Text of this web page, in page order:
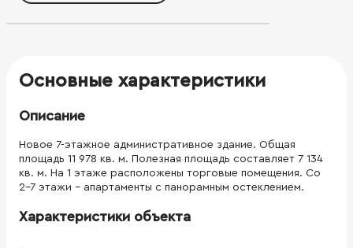
Основные характеристики
Описание
Новое 7-этажное административное здание. Общая
площадь 11 978 кв. м. Полезная площадь составляет 7 134
кв. м. На 1 этаже расположены торговые помещения. Со
2-7 этажи - апартаменты с панорамным остеклением.
Характеристики объекта